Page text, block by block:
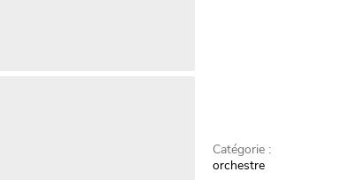
Catégorie :
orchestre